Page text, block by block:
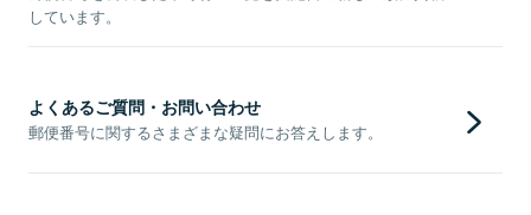
しています。
よくあるご質問・お問い合わせ
郵便番号に関するさまざまな疑問にお答えします。